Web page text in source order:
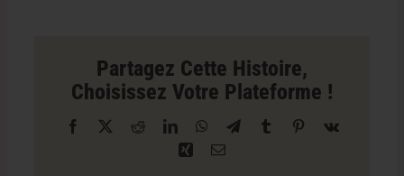
Duncan
Partagez Cette Histoire,
Choisissez Votre Plateforme !
Facebook RedditLinkedInWhatsAppTélégramme
Tumblr Pinterest
Vk
Xing Courriel